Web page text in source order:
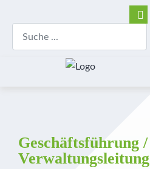
Geschäftsführung /
Verwaltungsleitung